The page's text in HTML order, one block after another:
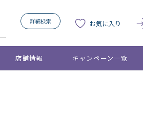
詳細検索 お気に入り
店舗情報 キャンペーン一覧